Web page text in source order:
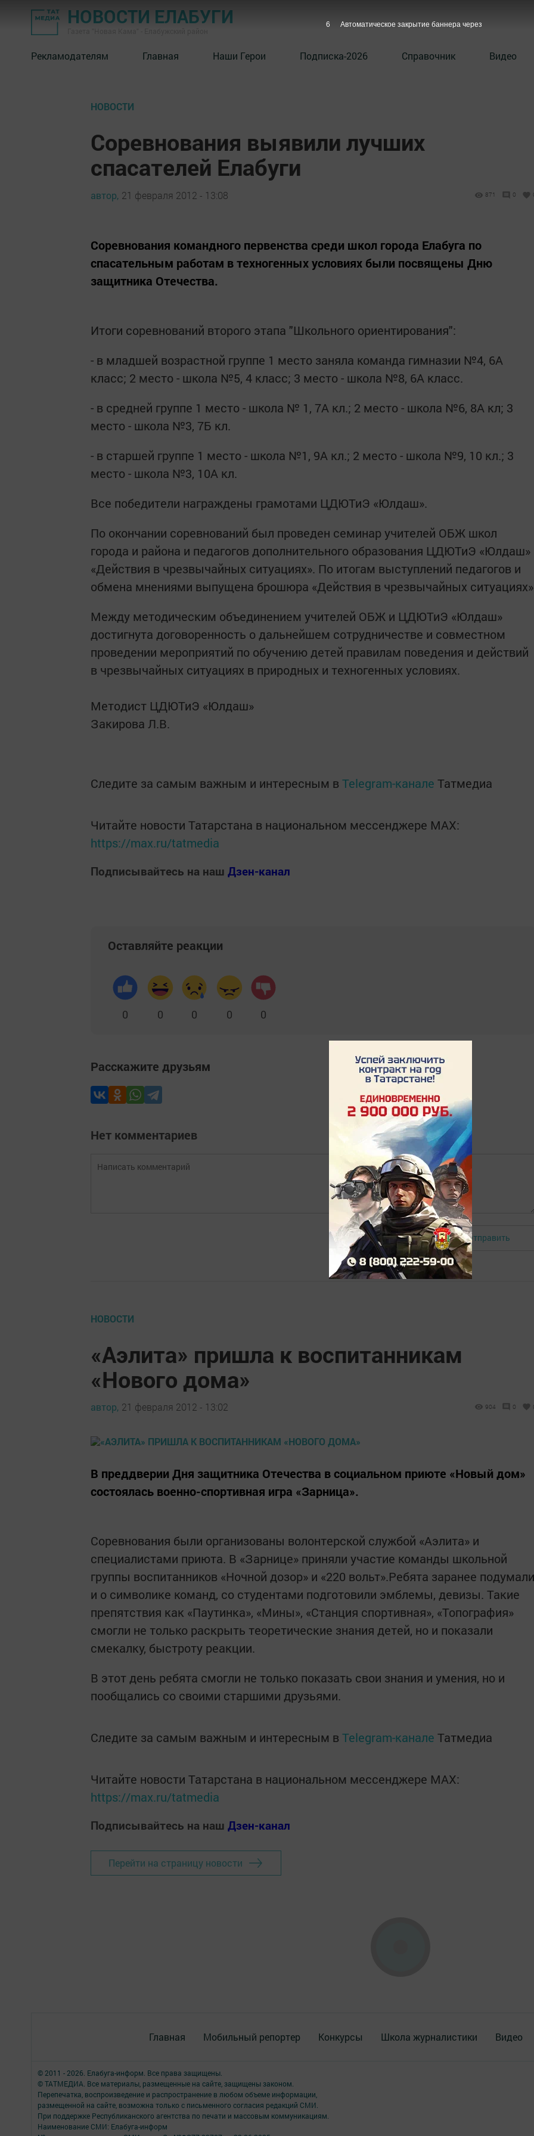
НОВОСТИ ЕЛАБУГИ
Рекламодателям Главная Наши Герои Подписка-2026 Справочник Видео
НОВОСТИ
Соревнования выявили лучших
спасателей Елабуги
автор, 21 февраля 2012 - 13:08 871 0
Соревнования командного первенства среди школ города Елабуга по
спасательным работам в техногенных условиях были посвящены Дню
защитника Отечества.
Итоги соревнований второго этапа "Школьного ориентирования":
- в младшей возрастной группе 1 место заняла команда гимназии №4, 6А
класс; 2 место - школа №5, 4 класс; 3 место - школа №8, 6А класс.
- в средней группе 1 место - школа № 1, 7А кл.; 2 место - школа №6, 8А кл; 3
место - школа №3, 7Б кл.
- в старшей группе 1 место - школа №1, 9А кл.; 2 место - школа №9, 10 кл.; 3
место - школа №3, 10А кл.
Все победители награждены грамотами ЦДЮТиЭ «Юлдаш».
По окончании соревнований был проведен семинар учителей ОБЖ школ
города и района и педагогов дополнительного образования ЦДЮТиЭ «Юлдаш»
«Действия в чрезвычайных ситуациях». По итогам выступлений педагогов и
обмена мнениями выпущена брошюра «Действия в чрезвычайных
Между методическим объединением учителей ОБЖ и ЦДЮТиЭ «Юлдаш»
достигнута договоренность о дальнейшем сотрудничестве и совместном
проведении мероприятий по обучению детей правилам поведения и действий
в чрезвычайных ситуациях в природных и техногенных условиях.
Методист ЦДЮТиЭ «Юлдаш»
Закирова Л.В.
Следите за самым важным и интересным в Telegram-канале Татмедиа
Читайте новости Татарстана в национальном мессенджере MАХ:
https://max.ru/tatmedia
Подписывайтесь на наш Дзен-канал
Оставляйте реакции
0 0 0 0 0
Расскажите друзьям
Нет комментариев
Авторизоваться Отправить
НОВОСТИ
«Аэлита» пришла к воспитанникам
«Нового дома»
автор, 21 февраля 2012 - 13:02 904 0
В преддверии Дня защитника Отечества в социальном приюте «Новый дом»
состоялась военно-спортивная игра «Зарница».
Соревнования были организованы волонтерской службой «Аэлита» и
специалистами приюта. В «Зарнице» приняли участие команды школьной
группы воспитанников «Ночной дозор» и «220 вольт».Ребята заранее подумали
и о символике команд, со студентами подготовили эмблемы, девизы. Такие
препятствия как «Паутинка», «Мины», «Станция спортивная», «Топография»
смогли не только раскрыть теоретические знания детей, но и показали
смекалку, быстроту реакции.
В этот день ребята смогли не только показать свои знания и умения, но и
пообщались со своими старшими друзьями.
Следите за самым важным и интересным в Telegram-канале Татмедиа
Читайте новости Татарстана в национальном мессенджере MАХ:
https://max.ru/tatmedia
Подписывайтесь на наш Дзен-канал
Перейти на страницу новости
Главная Мобильный репортер Конкурсы Школа журналистики Видео
© 2011 - 2026. Елабуга-информ. Все права защищены.
© ТАТМЕДИА. Все материалы, размещенные на сайте, защищены законом.
Перепечатка, воспроизведение и распространение в любом объеме информации,
размещенной на сайте, возможна только с письменного согласия редакций СМИ.
При поддержке Республиканского агентства по печати и массовым коммуникациям.
Наименование СМИ: Елабуга-информ
5 Автоматическое закрытие баннера через